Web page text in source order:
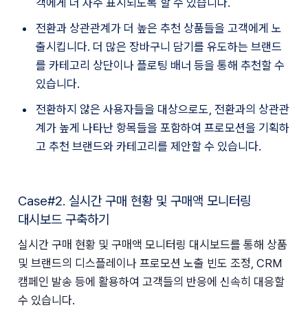
전환과 상관관계가 더 높은 추천 상품들을 고객에게 노
출시킵니다. 더 많은 장바구니 담기를 유도하는 브랜드
를 카테고리 상단이나 플로팅 배너 등을 통해 추천할 수
있습니다.
전환하지 않은 사용자들을 대상으로도, 전환과의 상관관
계가 높게 나타난 항목들을 포함하여 프로모션을 기획하
고 추천 브랜드와 카테고리를 제안할 수 있습니다.
Case#2. 실시간 구매 현황 및 구매액 모니터링
대시보드 구축하기
실시간 구매 현황 및 구매액 모니터링 대시보드를 통해 상품
및 브랜드의 디스플레이나 프로모션 노출 빈도 조정, CRM
캠페인 발송 등에 활용하여 고객들의 반응에 신속히 대응할
수 있습니다.